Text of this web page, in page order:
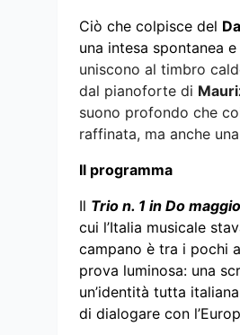
Ciò che colpisce del
una intesa spontanea
uniscono al timbro
dal pianoforte di
suono profondo che
raffinata, ma anche
Il programma
Il Trio n. 1 in Do
cui l’Italia musicale
campano è tra i pochi
prova luminosa: una
un’identità tutta
di dialogare con